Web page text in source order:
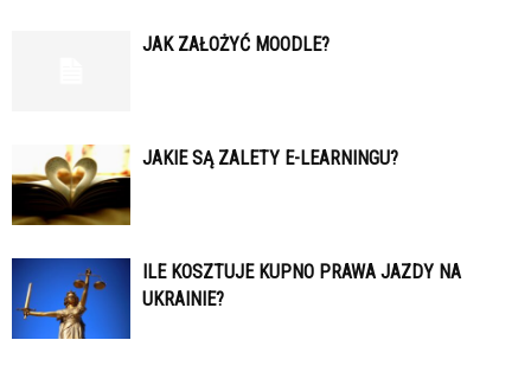
JAK ZAŁOŻYĆ MOODLE?
JAKIE SĄ ZALETY E-LEARNINGU?
ILE KOSZTUJE KUPNO PRAWA JAZDY NA
UKRAINIE?